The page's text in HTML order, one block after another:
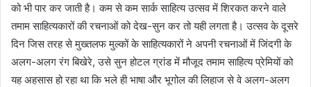
को भी पार कर जाती है। कम से कम सार्क साहित्य उत्सव में शिरकत करने वाले
तमाम साहित्यकारों की रचनाओं को देख-सुन कर तो यही लगता है। उत्सव के दूसरे
दिन जिस तरह से मुख्तलफ मुल्कों के साहित्यकारों ने अपनी रचनाओं में जिंदगी के
अलग-अलग रंग बिखेरे, उसे सुन होटल ग्रांड में मौजूद तमाम साहित्य प्रेमियों को
यह अहसास हो रहा था कि भले ही भाषा और भूगोल की लिहाज से वे अलग-अलग